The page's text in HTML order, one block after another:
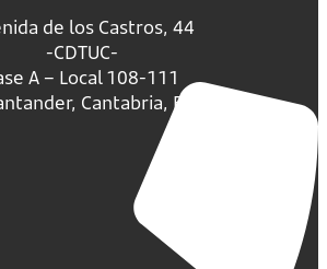
de los Castros, 44
-CDTUC-
A – Local 108-111
Cantabria, España.